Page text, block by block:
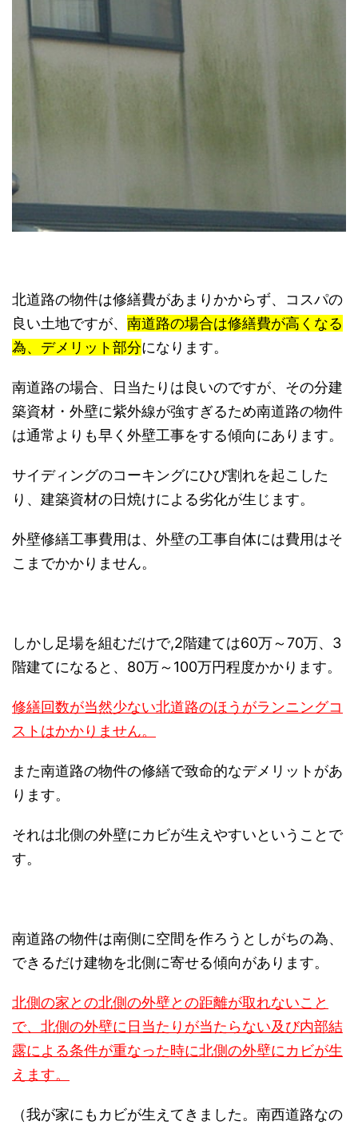
北道路の物件は修繕費があまりかからず、コスパの
良い土地ですが、 南道路の場合は修繕費が高くなる
為、デメリット部分になります。
南道路の場合、日当たりは良いのですが、その分建
築資材・外壁に紫外線が強すぎるため南道路の物件
は通常よりも早く外壁工事をする傾向にあります。
サイディングのコーキングにひび割れを起こした
り、建築資材の日焼けによる劣化が生じます。
外壁修繕工事費用は、外壁の工事自体には費用はそ
こまでかかりません。
しかし足場を組むだけで,2階建ては60万～70万、3
階建てになると、80万～100万円程度かかります。
修繕回数が当然少ない北道路のほうがランニングコ
ストはかかりません。
また南道路の物件の修繕で致命的なデメリットがあ
ります。
それは北側の外壁にカビが生えやすいということで
す。
南道路の物件は南側に空間を作ろうとしがちの為、
できるだけ建物を北側に寄せる傾向があります。
北側の家との北側の外壁との距離が取れないこと
で、北側の外壁に日当たりが当たらない及び内部結
露による条件が重なった時に北側の外壁にカビが生
えます。
（我が家にもカビが生えてきました。南西道路なの